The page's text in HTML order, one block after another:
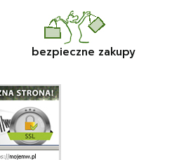
bezpieczne zakupy